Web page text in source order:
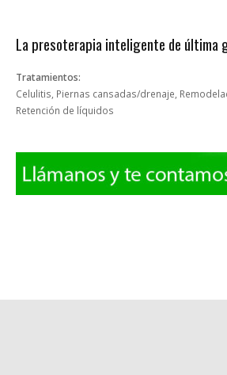
La presoterapia inteligente de última
Tratamientos:
Celulitis, Piernas cansadas/drenaje,
Retención de líquidos